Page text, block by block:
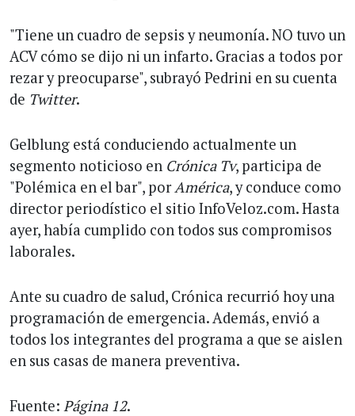
"Tiene un cuadro de sepsis y neumonía. NO tuvo un
ACV cómo se dijo ni un infarto. Gracias a todos por
rezar y preocuparse", subrayó Pedrini en su cuenta
de Twitter.
Gelblung está conduciendo actualmente un
segmento noticioso en Crónica Tv, participa de
"Polémica en el bar", porAmérica, y conduce como
director periodístico el sitio InfoVeloz.com. Hasta
ayer, había cumplido con todos sus compromisos
laborales.
Ante su cuadro de salud, Crónica recurrió hoy una
programación de emergencia. Además, envió a
todos los integrantes del programa a que se aislen
en sus casas de manera preventiva.
Fuente: Página 12.